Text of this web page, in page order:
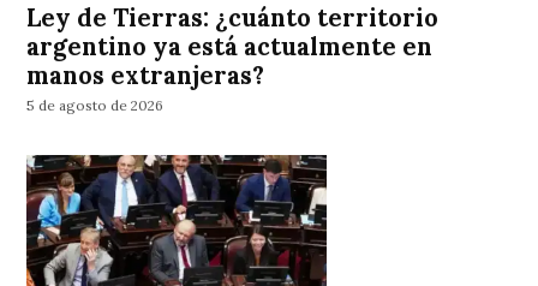
Ley de Tierras: ¿cuánto territorio
argentino ya está actualmente en
manos extranjeras?
5 de agosto de 2026